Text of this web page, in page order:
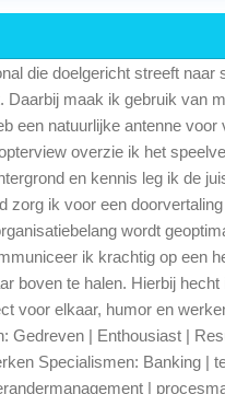
die doelgericht streeft
maak ik gebruik van
een natuurlijke antenne
overzie ik het
en kennis leg ik de
zorg ik voor een
wordt
ik krachtig op een
boven te halen. Hierbij
voor elkaar, humor en
Gedreven | Enthousiast |
Specialismen: Banking |
|